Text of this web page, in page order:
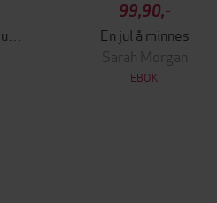
99,90,-
En jul å minnes
Sarah Morgan
EBOK